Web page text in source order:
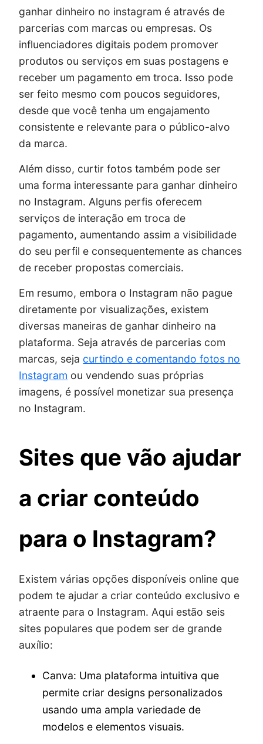
ganhar dinheiro no instagram é através de
parcerias com marcas ou empresas. Os
influenciadores digitais podem promover
produtos ou serviços em suas postagens e
receber um pagamento em troca. Isso pode
ser feito mesmo com poucos seguidores,
desde que você tenha um engajamento
consistente e relevante para o público-alvo
da marca.
Além disso, curtir fotos também pode ser
uma forma interessante para ganhar dinheiro
no Instagram. Alguns perfis oferecem
serviços de interação em troca de
pagamento, aumentando assim a visibilidade
do seu perfil e consequentemente as chances
de receber propostas comerciais.
Em resumo, embora o Instagram não pague
diretamente por visualizações, existem
diversas maneiras de ganhar dinheiro na
plataforma. Seja através de parcerias com
marcas, seja curtindo e comentando fotos no
Instagram ou vendendo suas próprias
imagens, é possível monetizar sua presença
no Instagram.
Sites que vão ajudar
a criar conteúdo
para o Instagram?
Existem várias opções disponíveis online que
podem te ajudar a criar conteúdo exclusivo e
atraente para o Instagram. Aqui estão seis
sites populares que podem ser de grande
auxílio:
Canva: Uma plataforma intuitiva que
permite criar designs personalizados
usando uma ampla variedade de
modelos e elementos visuais.